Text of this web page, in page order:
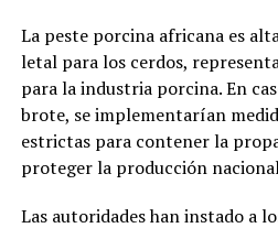
La peste porcina africana es
letal para los cerdos,
para la industria porcina. En
brote, se implementarían
estrictas para contener la
proteger la producción
Las autoridades han instado a